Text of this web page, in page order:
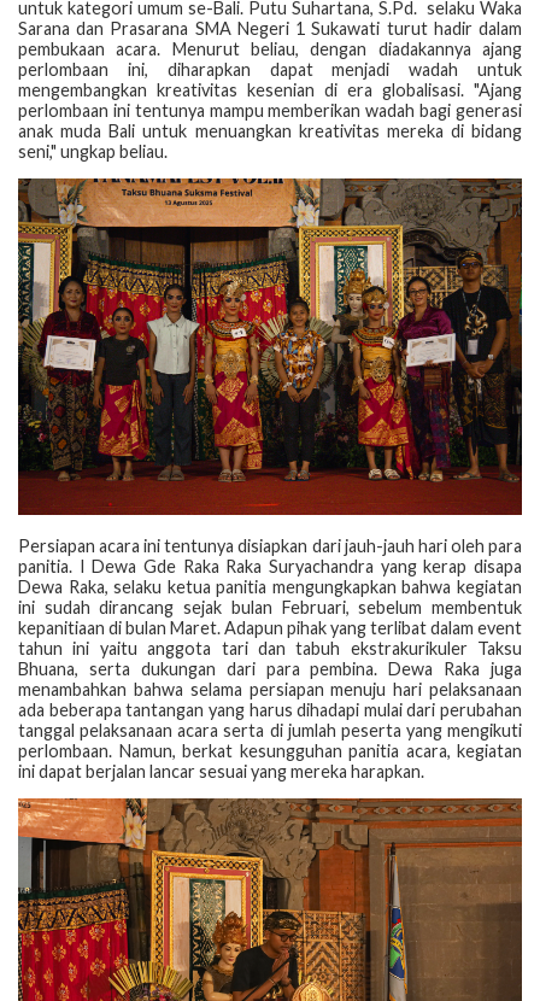
untuk kategori umum se-Bali. Putu Suhartana, S.Pd. selaku Waka
Sarana dan Prasarana SMA Negeri 1 Sukawati turut hadir dalam
pembukaan acara. Menurut beliau, dengan diadakannya ajang
perlombaan ini, diharapkan dapat menjadi wadah untuk
mengembangkan kreativitas kesenian di era globalisasi. "Ajang
perlombaan ini tentunya mampu memberikan wadah bagi generasi
anak muda Bali untuk menuangkan kreativitas mereka di bidang
seni," ungkap beliau.
Persiapan acara ini tentunya disiapkan dari jauh-jauh hari oleh para
panitia. I Dewa Gde Raka Raka Suryachandra yang kerap disapa
Dewa Raka, selaku ketua panitia mengungkapkan bahwa kegiatan
ini sudah dirancang sejak bulan Februari, sebelum membentuk
kepanitiaan di bulan Maret. Adapun pihak yang terlibat dalam event
tahun ini yaitu anggota tari dan tabuh ekstrakurikuler Taksu
Bhuana, serta dukungan dari para pembina. Dewa Raka juga
menambahkan bahwa selama persiapan menuju hari pelaksanaan
ada beberapa tantangan yang harus dihadapi mulai dari perubahan
tanggal pelaksanaan acara serta di jumlah peserta yang mengikuti
perlombaan. Namun, berkat kesungguhan panitia acara, kegiatan
ini dapat berjalan lancar sesuai yang mereka harapkan.